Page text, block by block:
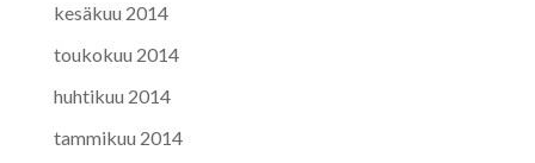
kesäkuu 2014
toukokuu 2014
huhtikuu 2014
tammikuu 2014